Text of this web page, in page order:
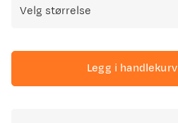
Velg størrelse
Legg i handlekurv